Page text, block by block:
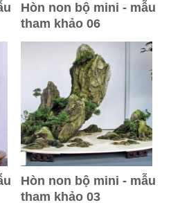
Hòn non bộ mini - mẫu
tham khảo 06
Hòn non bộ mini - mẫu
tham khảo 03